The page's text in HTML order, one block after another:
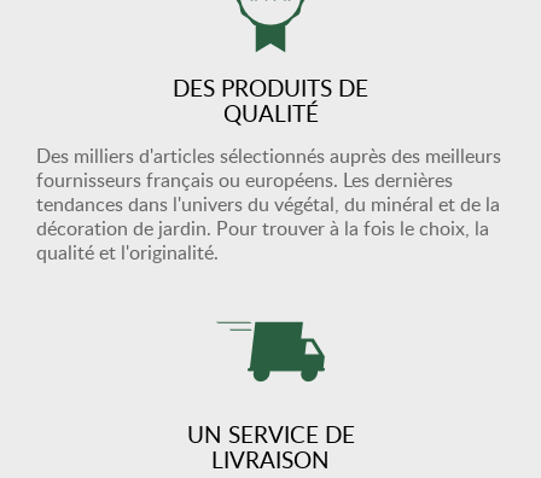
DES PRODUITS DE
QUALITÉ
Des milliers d'articles sélectionnés auprès des meilleurs
fournisseurs français ou européens. Les dernières
tendances dans l'univers du végétal, du minéral et de la
décoration de jardin. Pour trouver à la fois le choix, la
qualité et l'originalité.
UN SERVICE DE
LIVRAISON